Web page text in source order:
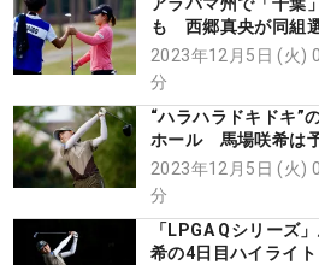
アラバマ州で「千葉
も 西郷真央が同組
レーも刺激に2位を
2023年12月5日 (火)
分
“ハラハラドキドキ”
ホール 馬場咲希は
し「まじ疲れました
2023年12月5日 (火)
分
「LPGA Qシリーズ
希の4日目ハイライ